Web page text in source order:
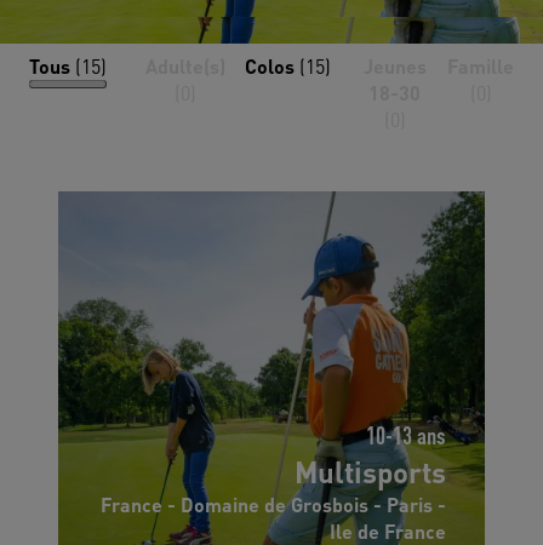
Tous (15) Colos (15)
10-13 ans
Multisports
France - Domaine de Grosbois - Paris -
Ile de France